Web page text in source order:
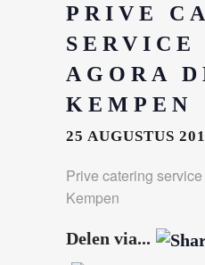
PRIVE
SERVICE
AGORA
KEMPEN
25 AUGUSTUS
Prive catering
Kempen
Delen via...